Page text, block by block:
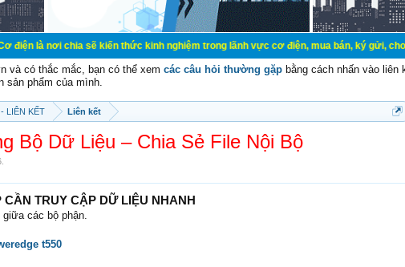
chia sẽ kiến thức kinh nghiệm trong lãnh vực cơ điện, mua bán, ký gửi, cho thuê
và có thắc mắc, bạn có thể xem các câu hỏi thường gặp bằng cách nhấn vào liên
sản phẩm của mình.
LIÊN KẾT Liên kết
Bộ Dữ Liệu – Chia Sẻ File Nội Bộ
CẦN TRUY CẬP DỮ LIỆU NHANH
các bộ phận.
t550